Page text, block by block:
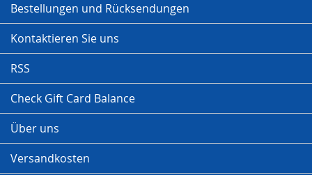
Bestellungen und Rücksendungen
Kontaktieren Sie uns
RSS
Check Gift Card Balance
Über uns
Versandkosten